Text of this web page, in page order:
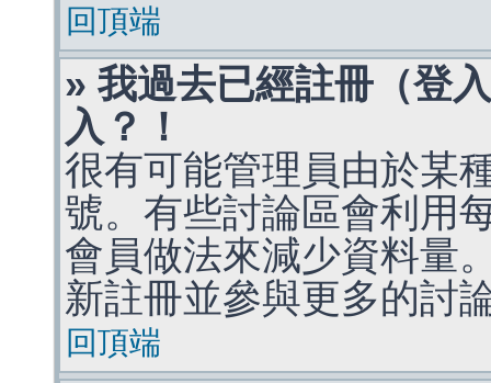
回頂端
» 我過去已經註冊（登
入？！
很有可能管理員由於某
號。有些討論區會利用
會員做法來減少資料量
新註冊並參與更多的討
回頂端